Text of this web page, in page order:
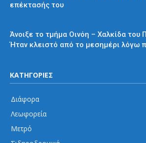
επέκτασής του
Άνοιξε το τμήμα Οινόη – Χαλκίδα του
Ήταν κλειστό από το μεσημέρι λόγω
ΚΑΤΗΓΟΡΙΕΣ
Διάφορα
Λεωφορεία
Μετρό